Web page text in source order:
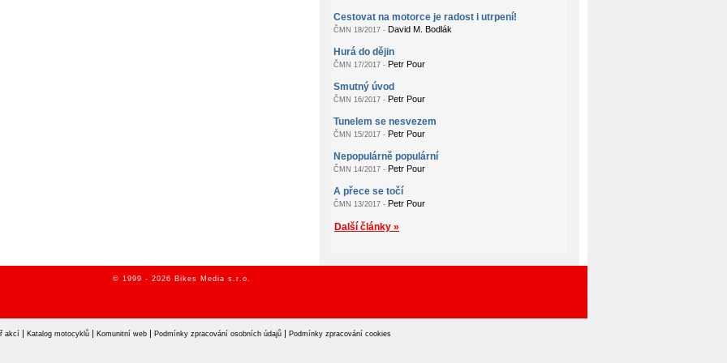
Cestovat na motorce je radost i utrpení!
ČMN 18/2017 - David M. Bodlák
Hurá do dějin
ČMN 17/2017 - Petr Pour
Smutný úvod
ČMN 16/2017 - Petr Pour
Tunelem se nesvezem
ČMN 15/2017 - Petr Pour
Nepopulárně populární
ČMN 14/2017 - Petr Pour
A přece se točí
ČMN 13/2017 - Petr Pour
Další články »
© 1999 - 2026 Bikes Media s.r.o.
akcí| Katalog motocyklů| Komunitní web| Podmínky zpracování osobních údajů| Podmínky zpracování cookies